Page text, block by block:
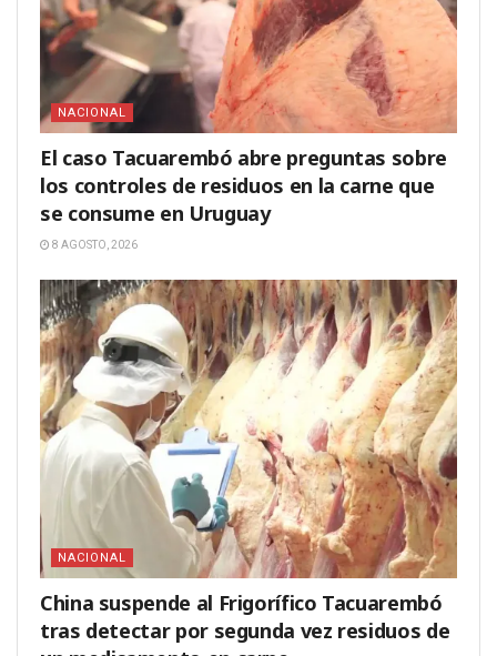
NACIONAL
El caso Tacuarembó abre preguntas sobre
los controles de residuos en la carne que
se consume en Uruguay
8 AGOSTO, 2026
NACIONAL
China suspende al Frigorífico Tacuarembó
tras detectar por segunda vez residuos de